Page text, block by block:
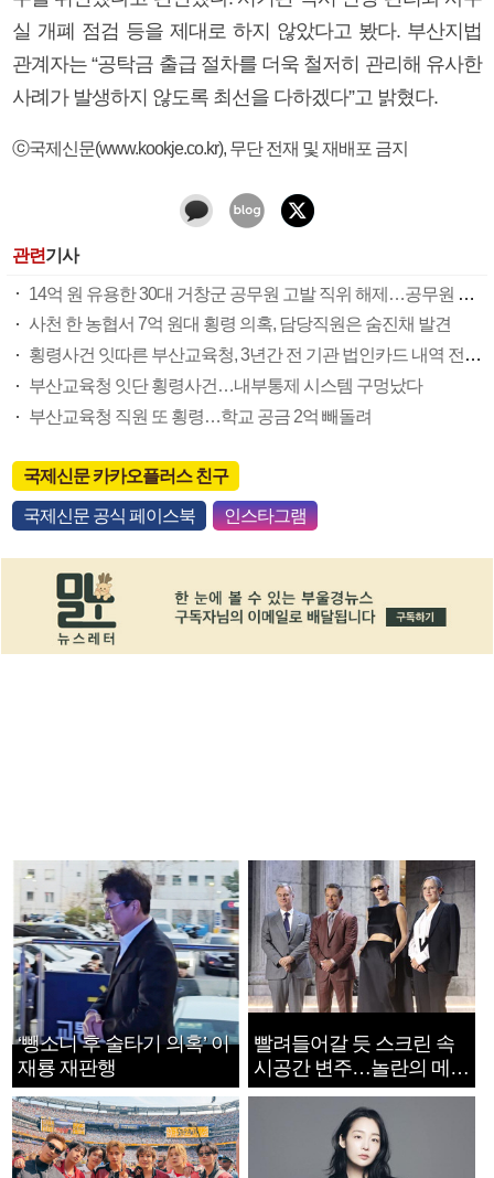
실 개폐 점검 등을 제대로 하지 않았다고 봤다. 부산지법
관계자는 “공탁금 출급 절차를 더욱 철저히 관리해 유사한
사례가 발생하지 않도록 최선을 다하겠다”고 밝혔다.
ⓒ국제신문(www.kookje.co.kr), 무단 전재 및 재배포 금지
관련기사
14억 원 유용한 30대 거창군 공무원 고발 직위 해제…공무원 5명 경남도에 중징계 요구
사천 한 농협서 7억 원대 횡령 의혹, 담당직원은 숨진채 발견
횡령사건 잇따른 부산교육청, 3년간 전 기관 법인카드 내역 전수조사
부산교육청 잇단 횡령사건…내부통제 시스템 구멍났다
부산교육청 직원 또 횡령…학교 공금 2억 빼돌려
국제신문 카카오플러스 친구
국제신문 공식 페이스북 인스타그램
‘뺑소니 후 술타기 의혹’ 이
재룡 재판행
빨려들어갈 듯 스크린 속
시공간 변주…놀란의 메시
지는 ‘전쟁 속죄’